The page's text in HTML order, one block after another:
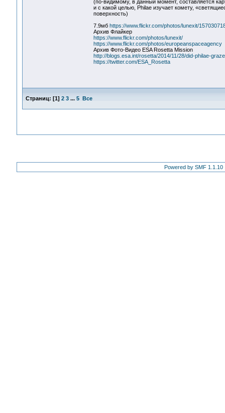
(по-видимому, в данный момент, составляется
и с какой целью, Philae изучает комету,
поверхность)
7.9мб https://www.flickr.com/photos/lunexit/
Архив Флайкер
https://www.flickr.com/photos/lunexit/
https://www.flickr.com/photos/europeanspaceagency
Архив Фото-Видео ESA Rosetta Mission
http://blogs.esa.int/rosetta/2014/11/28/did-philae-
https://twitter.com/ESA_Rosetta
Страниц: [1] 2 3 ... 5 Все
Powered by SMF 1.1.10